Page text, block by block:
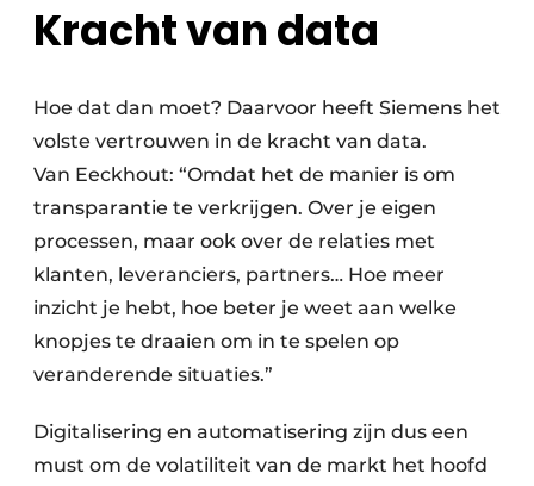
Kracht van data
Hoe dat dan moet? Daarvoor heeft Siemens het
volste vertrouwen in de kracht van data.
Van Eeckhout: “Omdat het de manier is om
transparantie te verkrijgen. Over je eigen
processen, maar ook over de relaties met
klanten, leveranciers, partners… Hoe meer
inzicht je hebt, hoe beter je weet aan welke
knopjes te draaien om in te spelen op
veranderende ­situaties.”
Digitalisering en automatisering zijn dus een
must om de volatiliteit van de markt het hoofd